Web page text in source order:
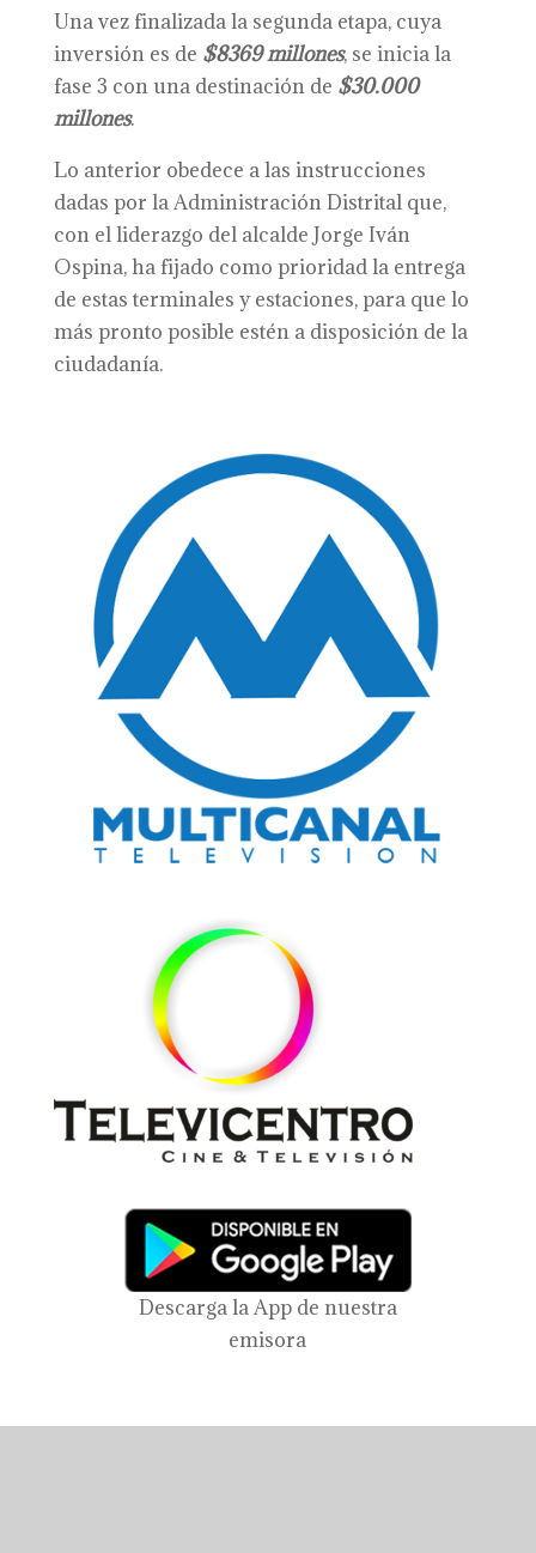
Una vez finalizada la segunda etapa, cuya
inversión es de $8369 millones, se inicia la
fase 3 con una destinación de $30.000
millones.
Lo anterior obedece a las instrucciones
dadas por la Administración Distrital que,
con el liderazgo del alcalde Jorge Iván
Ospina, ha fijado como prioridad la entrega
de estas terminales y estaciones, para que lo
más pronto posible estén a disposición de la
ciudadanía.
Descarga la App de nuestra
emisora